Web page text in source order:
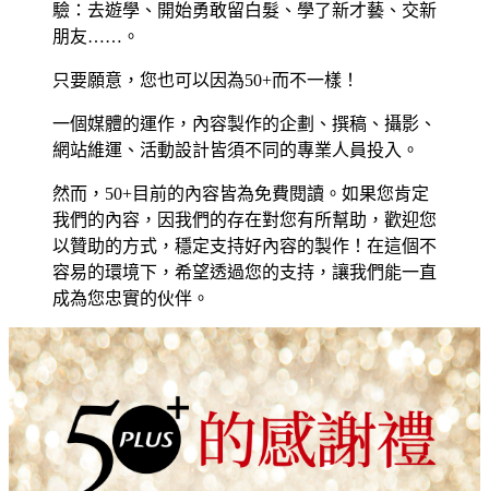
驗：去遊學、開始勇敢留白髮、學了新才藝、交新
朋友……。
只要願意，您也可以因為50+而不一樣！
一個媒體的運作，內容製作的企劃、撰稿、攝影、
網站維運、活動設計皆須不同的專業人員投入。
然而，50+目前的內容皆為免費閱讀。如果您肯定
我們的內容，因我們的存在對您有所幫助，歡迎您
以贊助的方式，穩定支持好內容的製作！在這個不
容易的環境下，希望透過您的支持，讓我們能一直
成為您忠實的伙伴。